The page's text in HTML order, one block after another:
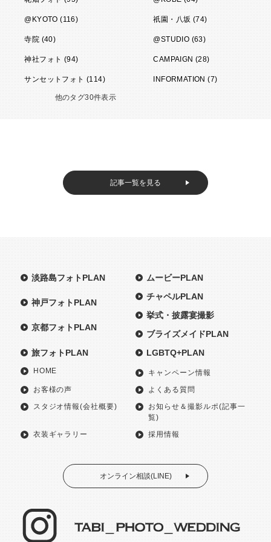
@KYOTO (116) 祇園・八坂 (74)
寺院 (40) @STUDIO (63)
神社フォト (94) CAMPAIGN (28)
サンセットフォト (114) INFORMATION (7)
他のタグ30件表示
記事一覧を見る
淡路島フォトPLAN
神戸フォトPLAN
京都フォトPLAN
旅フォトPLAN
ムービーPLAN
チャペルPLAN
挙式・披露宴撮影
ブライズメイドPLAN
LGBTQ+PLAN
HOME
キャンペーン情報
お客様の声
よくある質問
スタジオ情報(会社概要)
お知らせ＆撮影ルポ(記事一
覧)
衣装ギャラリー
採用情報
オンライン相談(LINE)